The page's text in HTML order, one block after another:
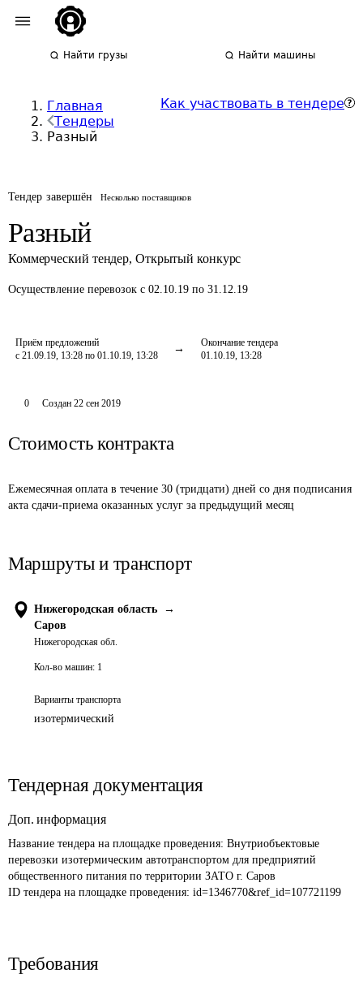
Найти грузы Найти машины
Главная
Тендеры
Разный
Как участвовать в тендере
Тендер завершён Несколько поставщиков
Разный
Коммерческий тендер, Открытый конкурс
Осуществление перевозок с 02.10.19 по 31.12.19
Приём предложений
с 21.09.19, 13:28 по 01.10.19, 13:28
Окончание тендера
01.10.19, 13:28
0 Создан 22 сен 2019
Стоимость контракта
Ежемесячная оплата в течение 30 (тридцати) дней со дня подписания
акта сдачи-приема оказанных услуг за предыдущий месяц
Маршруты и транспорт
Нижегородская область
→
Саров
Нижегородская обл.
Кол-во машин: 1
Варианты транспорта
изотермический
Тендерная документация
Доп. информация
Название тендера на площадке проведения: Внутриобъектовые
перевозки изотермическим автотранспортом для предприятий
общественного питания по территории ЗАТО г. Саров
ID тендера на площадке проведения: id=1346770&ref_id=107721199
Требования